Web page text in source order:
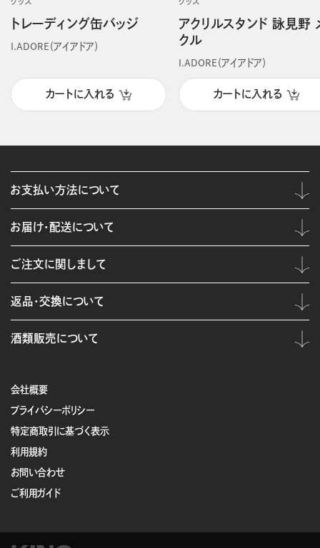
トレーディング缶バッジ
I.ADORE（アイアドア）
カートに入れる
アクリルスタンド 詠見野
クル
I.ADORE（アイアドア）
カートに入れる
会社概要
プライバシーポリシー
特定商取引に基づく表示
利用規約
お問い合わせ
ご利用ガイド
お支払い方法について
お届け・配送について
ご注文に関しまして
返品・交換について
酒類販売について